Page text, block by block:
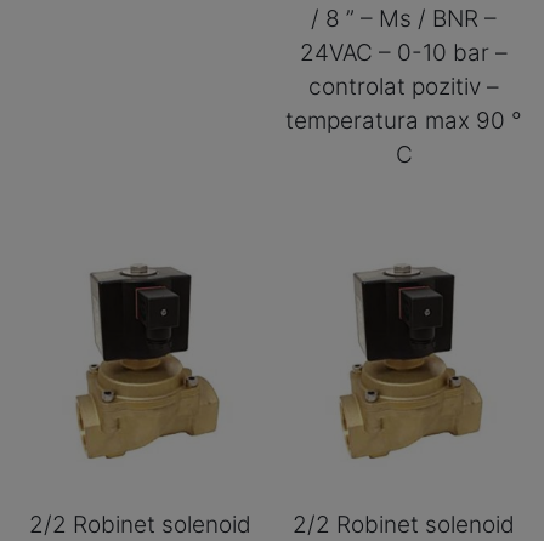
/ 8 ” – Ms / BNR –
24VAC – 0-10 bar –
controlat pozitiv –
temperatura max 90 °
C
2/2 Robinet solenoid
2/2 Robinet solenoid